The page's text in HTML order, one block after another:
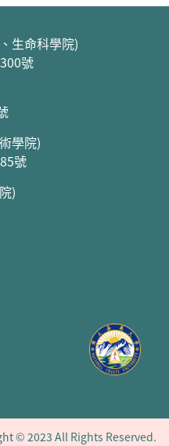
生命科學院)
號
學院)
號
)
© 2023 All Rights Reserved.